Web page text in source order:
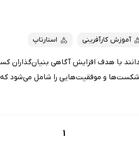
آموزش کارآفرینی استارتاپ
با هدف افزایش آگاهی
شکست‌ها و موفقیت‌هایی را شامل می‌شود
1